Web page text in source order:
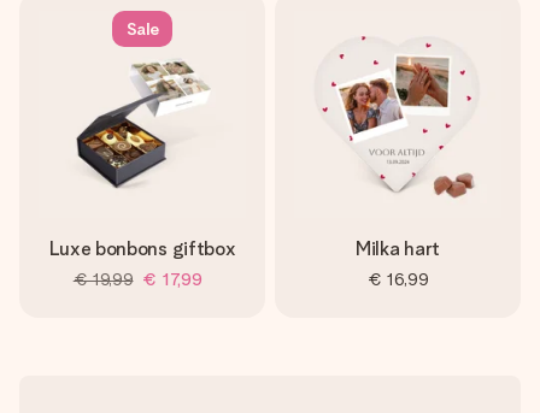
Sale
Luxe bonbons giftbox
€ 19,99 € 17,99
Milka hart
€ 16,99